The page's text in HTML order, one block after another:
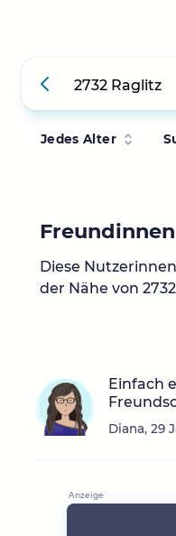
Jedes Alter
Diese
der Nähe von
Einfach
Diana, 29